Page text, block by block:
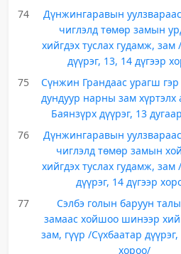
74
Дүнжингаравын
чиглэлд төмөр замын
хийгдэх туслах гудамж, зам
дүүрэг, 13, 14 дүгээр
75
Сүнжин Грандаас урагш гэр
дундуур нарны зам хүртэлх
Баянзүрх дүүрэг, 13
76
Дүнжингаравын
чиглэлд төмөр замын
хийгдэх туслах гудамж, зам
дүүрэг, 14 дүгээр
77
Сэлбэ голын баруун
замаас хойшоо шинээр
зам, гүүр /Сүхбаатар
хороо/